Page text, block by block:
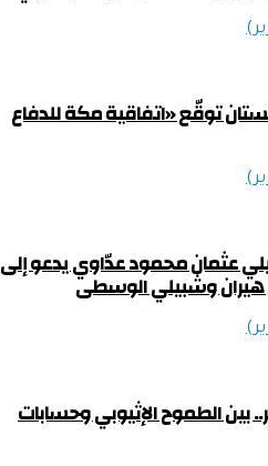
توقّع «اتفاقية مكة للدفاع
عثمان محمود عدّاوي يدعو إلى
وشبيلي الوسطى
بين الطموح الإثيوبي وحسابات